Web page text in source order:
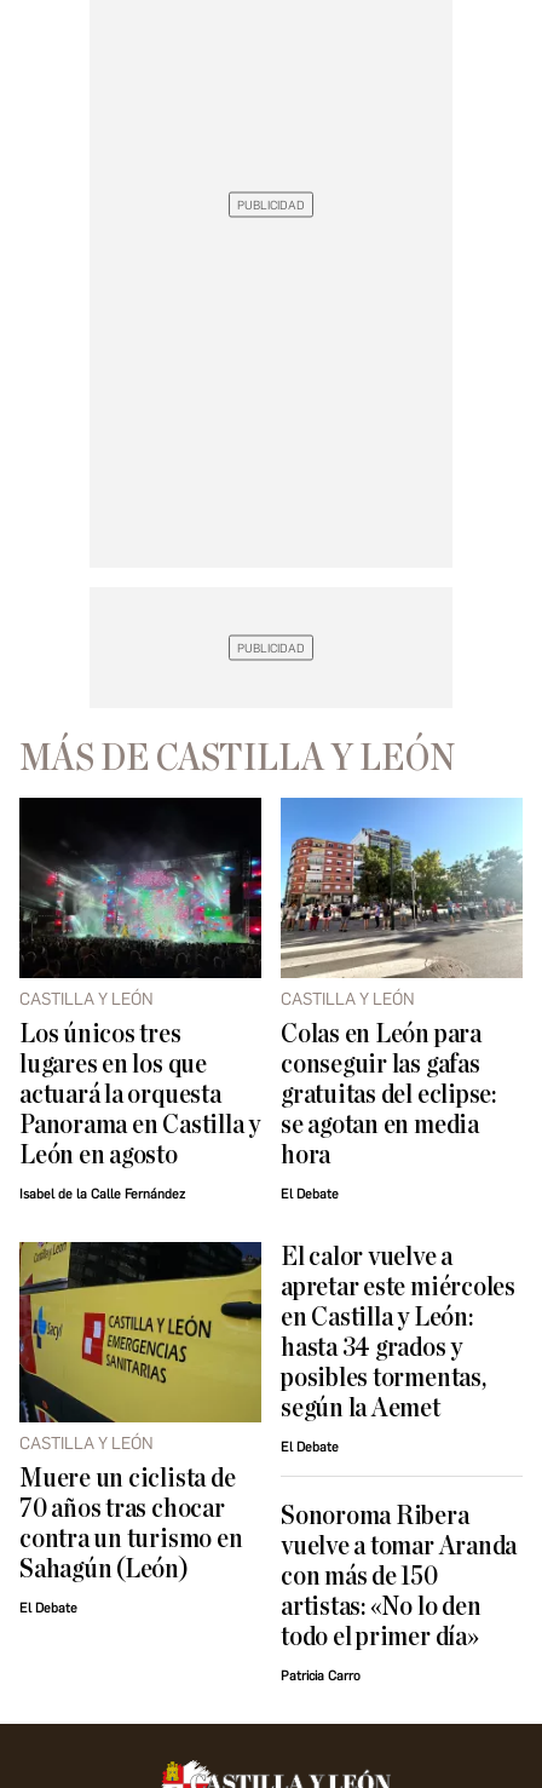
MÁS DE CASTILLA Y LEÓN
CASTILLA Y LEÓN
Los únicos tres
lugares en los que
actuará la orquesta
Panorama en Castilla y
León en agosto
Isabel de la Calle Fernández
CASTILLA Y LEÓN
Colas en León para
conseguir las gafas
gratuitas del eclipse:
se agotan en media
hora
El Debate
CASTILLA Y LEÓN
Muere un ciclista de
70 años tras chocar
contra un turismo en
Sahagún (León)
El Debate
El calor vuelve a
apretar este miércoles
en Castilla y León:
hasta 34 grados y
posibles tormentas,
según la Aemet
El Debate
Sonoroma Ribera
vuelve a tomar Aranda
con más de 150
artistas: «No lo den
todo el primer día»
Patricia Carro